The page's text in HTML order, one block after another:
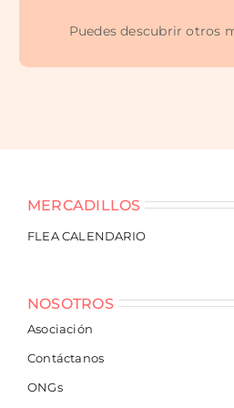
Puedes descubrir otros
MERCADILLOS
FLEA CALENDARIO
NOSOTROS
Asociación
Contáctanos
ONGs